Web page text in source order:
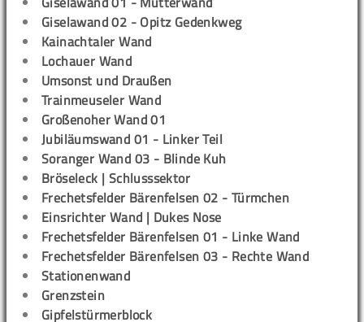
Giselawand 02 - Opitz Gedenkweg
Kainachtaler Wand
Lochauer Wand
Umsonst und Draußen
Trainmeuseler Wand
Großenoher Wand 01
Jubiläumswand 01 - Linker Teil
Soranger Wand 03 - Blinde Kuh
Bröseleck | Schlusssektor
Frechetsfelder Bärenfelsen 02 - Türmchen
Einsrichter Wand | Dukes Nose
Frechetsfelder Bärenfelsen 01 - Linke Wand
Frechetsfelder Bärenfelsen 03 - Rechte Wand
Stationenwand
Grenzstein
Gipfelstürmerblock